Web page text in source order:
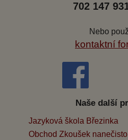
702 147
Nebo
kontaktní
Naše další
Jazyková škola Březinka
Obchod Zkoušek